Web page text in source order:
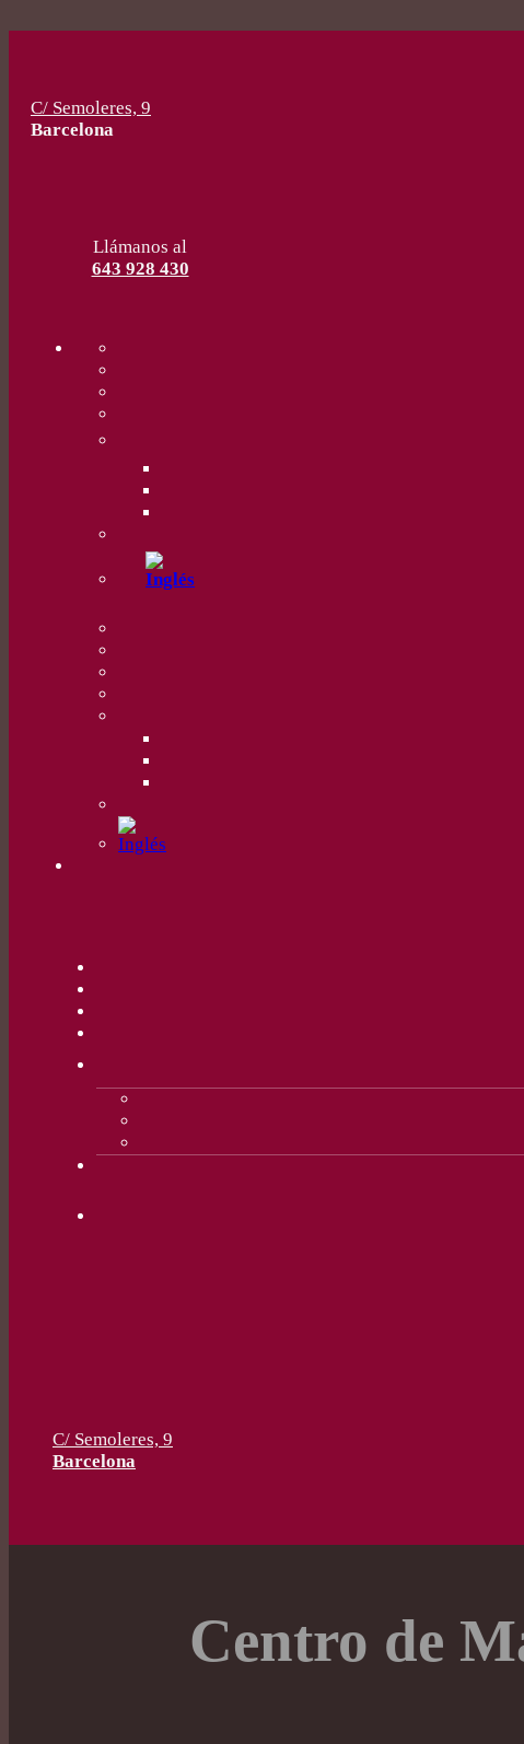
C/ Semoleres, 9
Barcelona
Llámanos al
643 928 430
C/ Semoleres, 9
Barcelona
Centro de